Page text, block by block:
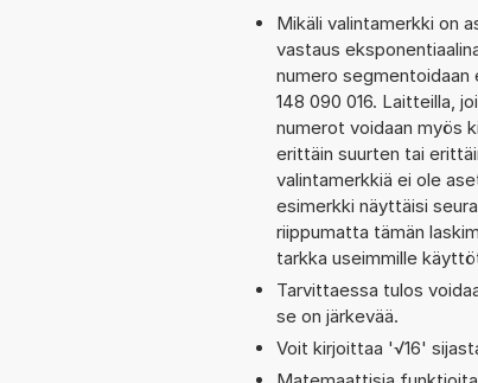
Mikäli valintamerkki on
vastaus
numero segmentoidaan
148 090 016. Laitteilla,
numerot voidaan myös
erittäin suurten tai
valintamerkkiä ei ole
esimerkki näyttäisi
riippumatta tämän
tarkka useimmille
Tarvittaessa tulos
se on järkevää.
Voit kirjoittaa '√16'